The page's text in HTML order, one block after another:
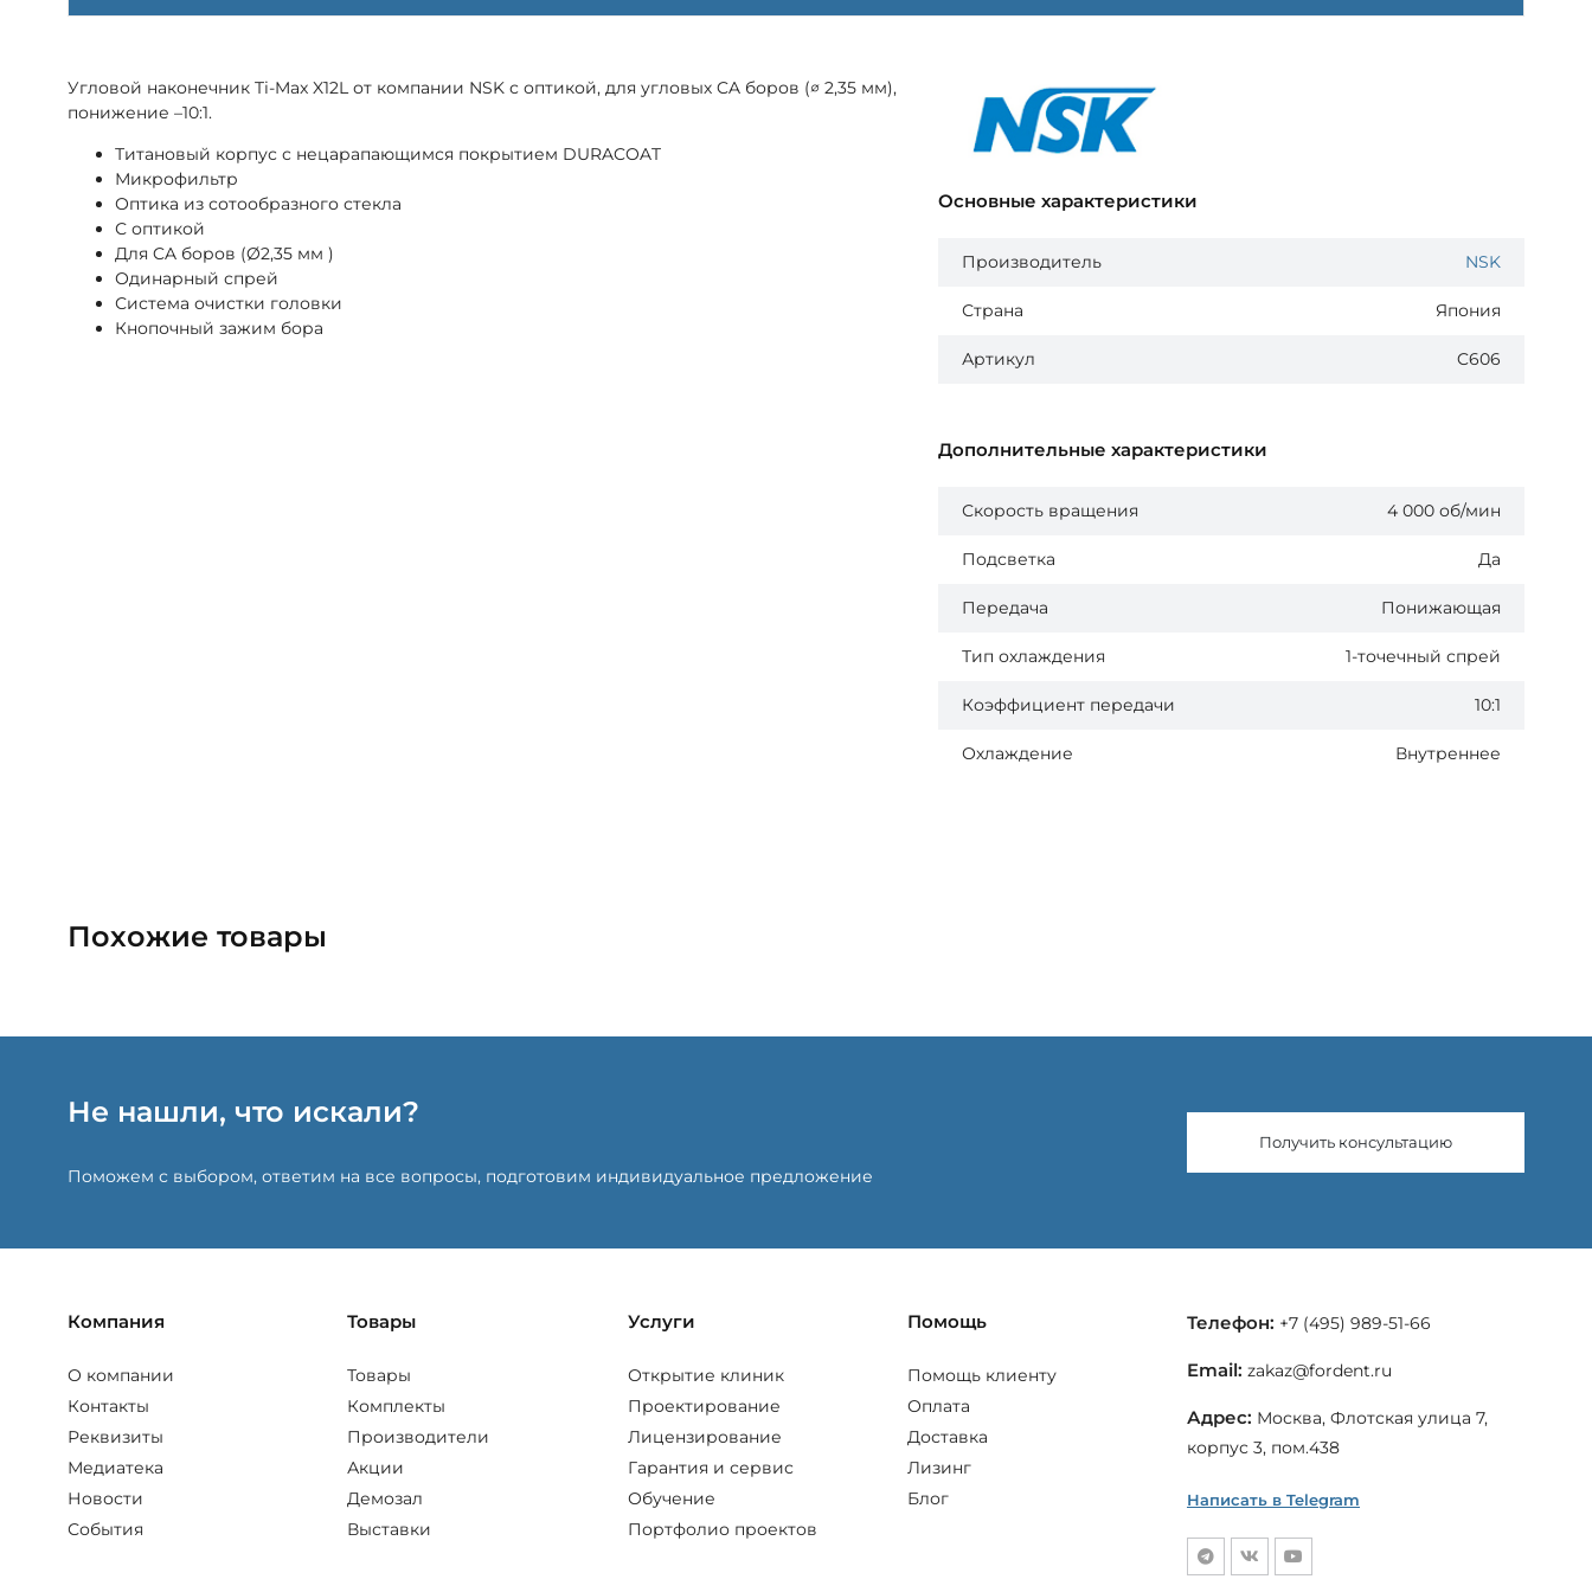
Угловой наконечник Ti-Max X12L от компании NSK с оптикой, для угловых CA боров (∅ 2,35 мм),
понижение –10:1.
Титановый корпус с нецарапающимся покрытием DURACOAT
Микрофильтр
Оптика из сотообразного стекла
С оптикой
Для CA боров (Ø2,35 мм )
Одинарный спрей
Система очистки головки
Кнопочный зажим бора
Основные характеристики
Производитель NSK
Страна Япония
Артикул C606
Дополнительные характеристики
Скорость вращения 4 000 об/мин
Подсветка Да
Передача Понижающая
Тип охлаждения 1-точечный спрей
Коэффициент передачи 10:1
Охлаждение Внутреннее
Похожие товары
Не нашли, что искали?
Поможем с выбором, ответим на все вопросы, подготовим индивидуальное предложение
Получить консультацию
Компания
О компании
Контакты
Реквизиты
Медиатека
Новости
События
Товары
Товары
Комплекты
Производители
Акции
Демозал
Выставки
Услуги
Открытие клиник
Проектирование
Лицензирование
Гарантия и сервис
Обучение
Портфолио проектов
Помощь
Помощь клиенту
Оплата
Доставка
Лизинг
Блог
Телефон: +7 (495) 989-51-66
Email: zakaz@fordent.ru
Адрес: Москва, Флотская улица 7,
корпус 3, пом.438
Написать в Telegram